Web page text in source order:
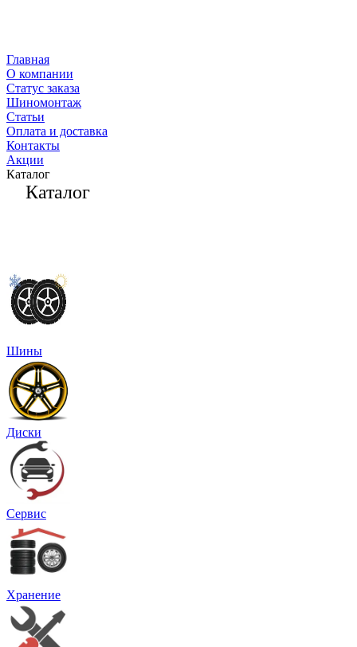
Главная
О компании
Статус заказа
Шиномонтаж
Статьи
Оплата и доставка
Контакты
Акции
Каталог
Каталог
Шины
Диски
Сервис
Хранение